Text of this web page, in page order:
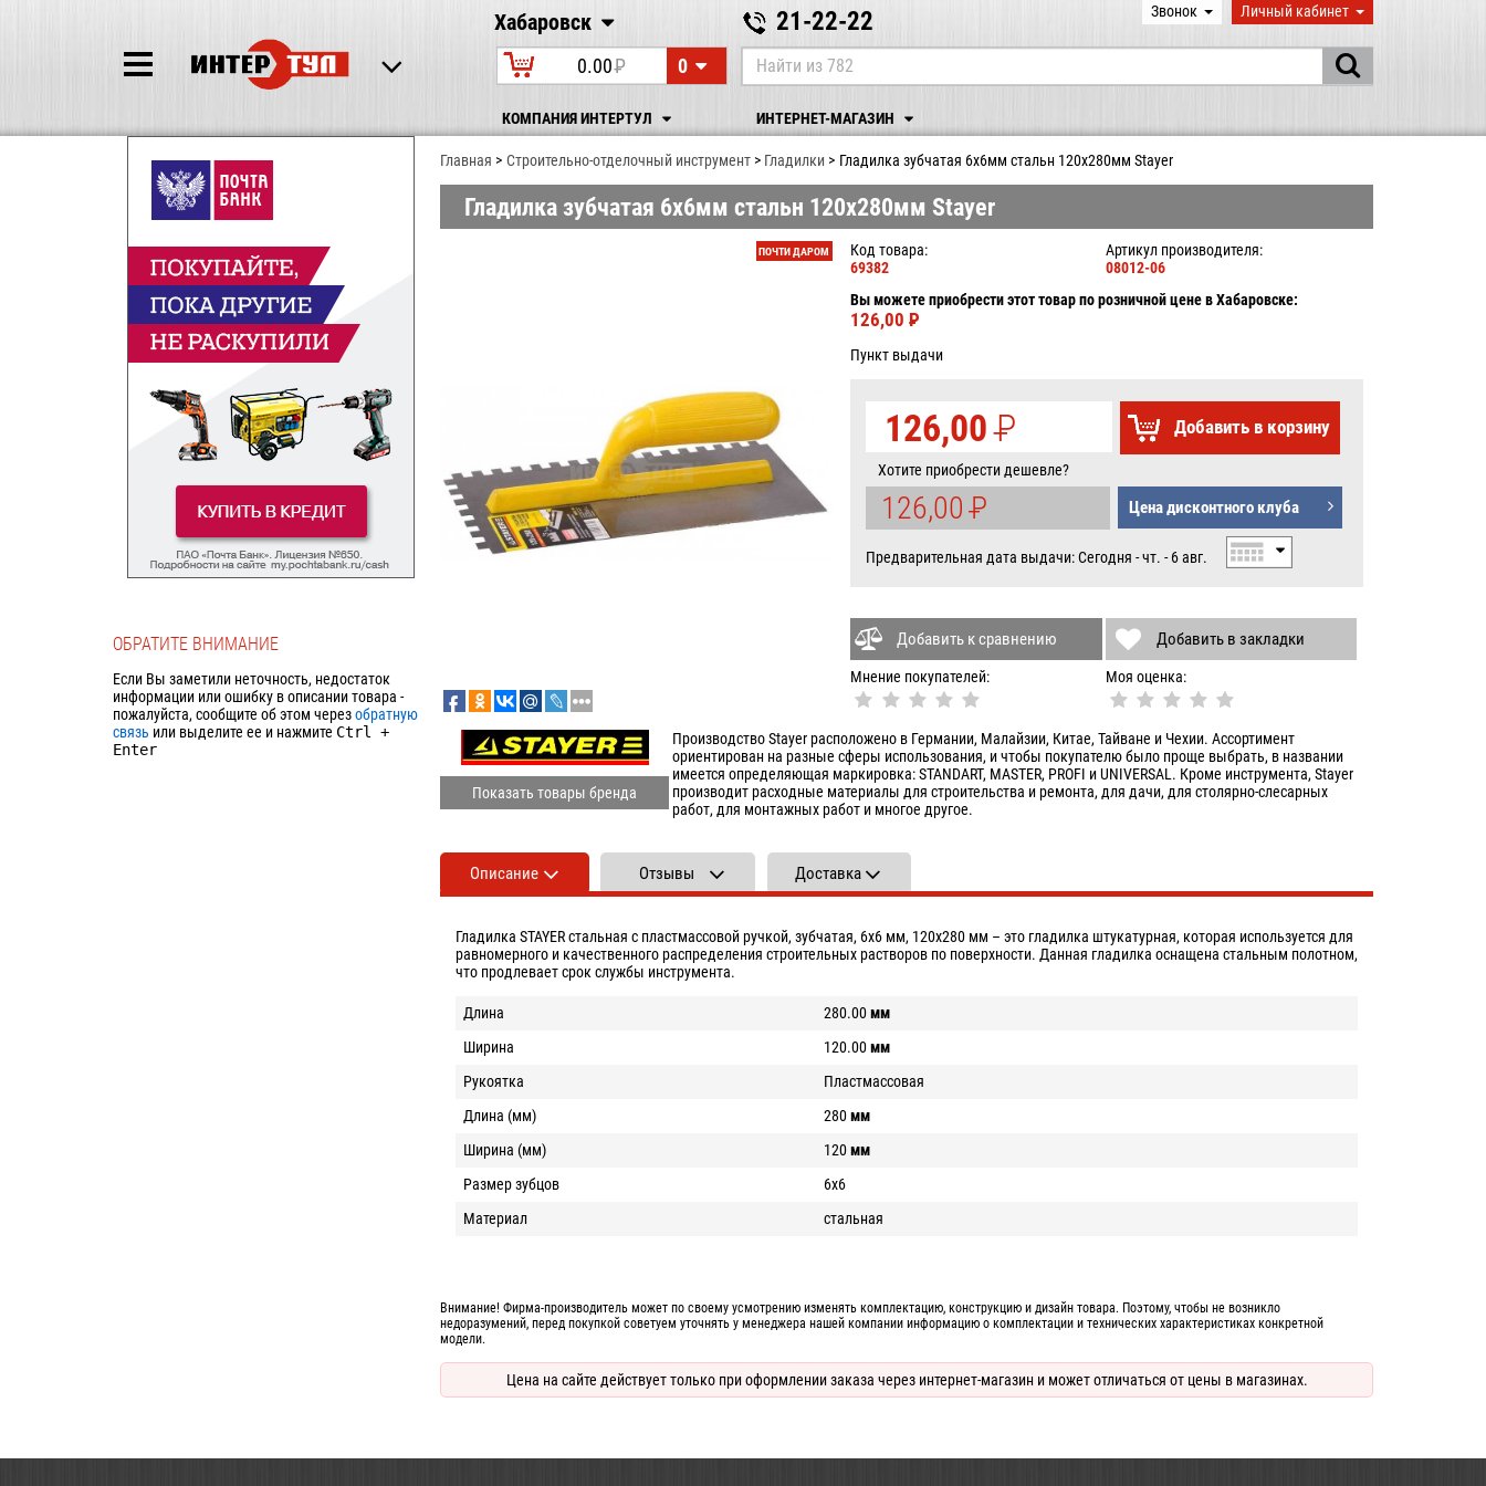
Хабаровск
Хабаровск
21-22-22 Звонок Личный кабинет
0.00P
0
КОМПАНИЯ ИНТЕРТУЛ ИНТЕРНЕТ-МАГАЗИН
Главная Строительно-отделочный инструмент Гладилки Гладилка зубчатая 6х6мм стальн 120х280мм Stayer
Гладилка зубчатая 6х6мм стальн 120х280мм Stayer
ПОЧТИ ДАРОМ
Код товара:
69382
Артикул производителя:
08012-06
Вы можете приобрести этот товар по розничной цене в Хабаровске:
126,00PУБ.
Пункт выдачи
126,00P
УБ.
Добавить в корзину
Хотите приобрести дешевле?
126,00P
УБ.
Цена дисконтного клуба
Предварительная дата выдачи: Сегодня - чт. - 6 авг.
Добавить к сравнению Добавить в закладки
Мнение покупателей: Моя оценка:
Показать товары бренда
Производство Stayer расположено в Германии, Малайзии, Китае, Тайване и Чехии. Ассортимент
ориентирован на разные сферы использования, и чтобы покупателю было проще выбрать, в названии
имеется определяющая маркировка: STANDART, MASTER, PROFI и UNIVERSAL. Кроме инструмента, Stayer
производит расходные материалы для строительства и ремонта, для дачи, для столярно-слесарных
работ, для монтажных работ и многое другое.
Описание
Гладилка STAYER стальная с пластмассовой ручкой, зубчатая, 6х6 мм, 120х280 мм – это гладилка штукатурная, которая используется для
равномерного и качественного распределения строительных растворов по поверхности. Данная гладилка оснащена стальным полотном,
что продлевает срок службы инструмента.
Длина 280.00мм
Ширина
120.00мм
Рукоятка
Пластмассовая
Длина (мм)
280мм
Ширина (мм)
120мм
Размер зубцов
6х6
Материал
стальная
Отзывы Доставка
Внимание! Фирма-производитель может по своему усмотрению изменять комплектацию, конструкцию и дизайн товара. Поэтому, чтобы не возникло
недоразумений, перед покупкой советуем уточнять у менеджера нашей компании информацию о комплектации и технических характеристиках конкретной
модели.
Цена на сайте действует только при оформлении заказа через интернет-магазин и может отличаться от цены в магазинах.
ОБРАТИТЕ ВНИМАНИЕ
Если Вы заметили неточность, недостаток
информации или ошибку в описании товара -
пожалуйста, сообщите об этом черезобратную
связь или выделите ее и нажмите Ctrl
+
Enter